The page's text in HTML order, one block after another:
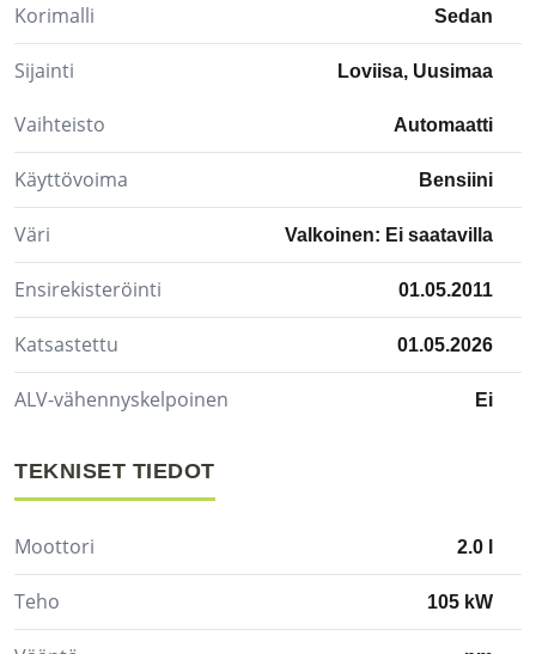
Korimalli Sedan
Sijainti Loviisa, Uusimaa
Vaihteisto Automaatti
Käyttövoima Bensiini
Väri Valkoinen: Ei saatavilla
Ensirekisteröinti 01.05.2011
Katsastettu 01.05.2026
ALV-vähennyskelpoinen Ei
TEKNISET TIEDOT
Moottori 2.0 l
Teho 105 kW